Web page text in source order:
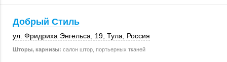
Добрый Стиль
ул. Фридриха Энгельса, 19, Тула Россия
Шторы, карнизы: салон штор, портьерных тканей